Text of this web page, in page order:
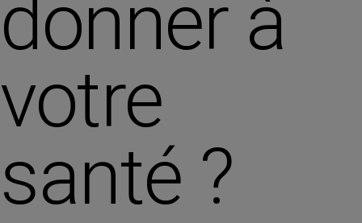
donner à
votre
santé ?